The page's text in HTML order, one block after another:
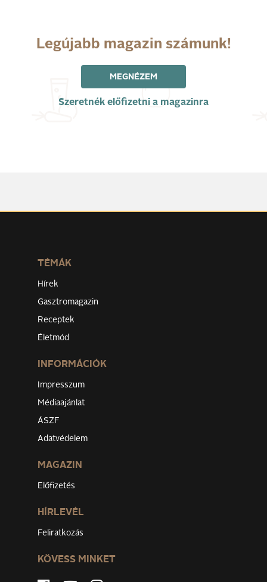
Legújabb magazin számunk!
MEGNÉZEM
Szeretnék előfizetni a magazinra
TÉMÁK
Hírek
Gasztromagazin
Receptek
Életmód
INFORMÁCIÓK
Impresszum
Médiaajánlat
ÁSZF
Adatvédelem
MAGAZIN
Előfizetés
HÍRLEVÉL
Feliratkozás
KÖVESS MINKET